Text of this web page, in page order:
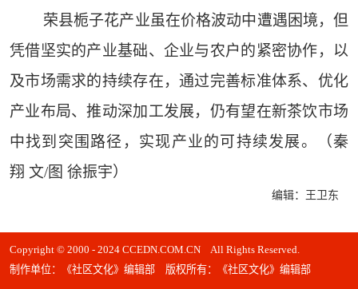
荣县栀子花产业虽在价格波动中遭遇困境，但
凭借坚实的产业基础、企业与农户的紧密协作，以
及市场需求的持续存在，通过完善标准体系、优化
产业布局、推动深加工发展，仍有望在新茶饮市场
中找到突围路径，实现产业的可持续发展。（秦
翔 文/图 徐振宇）
编辑：王卫东
Copyright © 2000 - 2024 CCEDN.COM.CN All Rights Reserved.
制作单位：《社区文化》编辑部 版权所有：《社区文化》编辑部